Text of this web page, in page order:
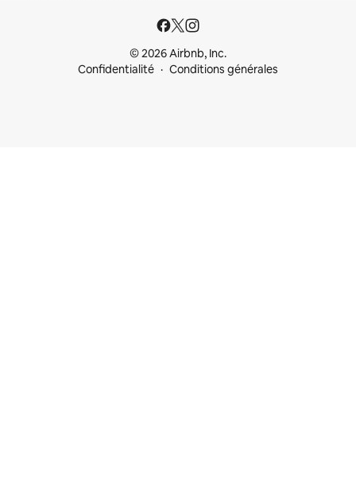
© 2026 Airbnb, Inc.
Confidentialité
Conditions générales